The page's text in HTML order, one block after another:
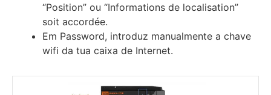
“Роѕіtіоn” оu “Іnfоrmаtіоnѕ dе lосаlіѕаtіоn”
ѕоіt ассоrdéе.
Em Password, introduz manualmente a chave
wifi da tua caixa de Internet.